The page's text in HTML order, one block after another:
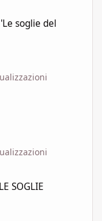
soglie del
SOGLIE